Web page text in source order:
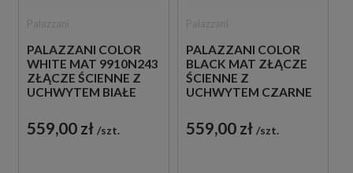
PALAZZANI COLOR
WHITE MAT 9910N243
ZŁĄCZE ŚCIENNE Z
UCHWYTEM BIAŁE
559,00 zł szt.
PALAZZANI COLOR
BLACK MAT ZŁĄCZE
ŚCIENNE Z
UCHWYTEM CZARNE
559,00 zł szt.